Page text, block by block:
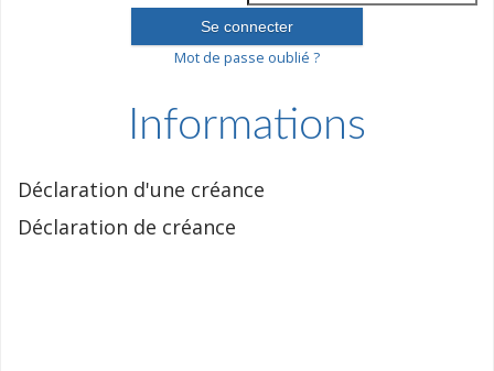
Mot de passe oublié ?
Informations
Déclaration d'une créance
Déclaration de créance